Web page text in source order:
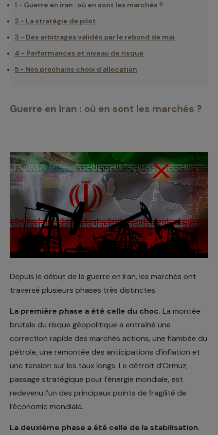
1 - Guerre en iran : où en sont les marchés ?
2 - La stratégie de pilot
3 - Des arbitrages validés par le rebond de mai
4 - Performances et niveau de risque
5 - Nos prochains choix d’allocation
Guerre en iran : où en sont les marchés ?
Depuis le début de la guerre en Iran, les marchés ont
traversé plusieurs phases très distinctes.
La première phase a été celle du choc. La montée
brutale du risque géopolitique a entraîné une
correction rapide des marchés actions, une flambée du
pétrole, une remontée des anticipations d’inflation et
une tension sur les taux longs. Le détroit d’Ormuz,
passage stratégique pour l’énergie mondiale, est
redevenu l’un des principaux points de fragilité de
l’économie mondiale.
La deuxième phase a été celle de la stabilisation.